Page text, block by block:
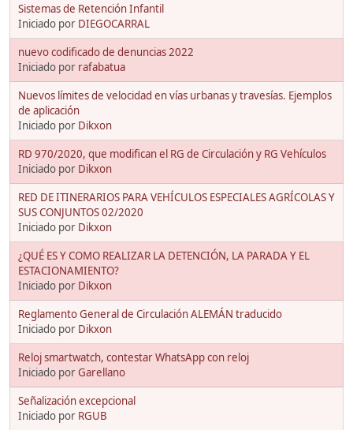
Sistemas de Retención Infantil
Iniciado por DIEGOCARRAL
nuevo codificado de denuncias 2022
Iniciado por rafabatua
Nuevos límites de velocidad en vías urbanas y travesías. Ejemplos
de aplicación
Iniciado por Dikxon
RD 970/2020, que modifican el RG de Circulación y RG Vehículos
Iniciado por Dikxon
RED DE ITINERARIOS PARA VEHÍCULOS ESPECIALES AGRÍCOLAS Y
SUS CONJUNTOS 02/2020
Iniciado por Dikxon
¿QUÉ ES Y COMO REALIZAR LA DETENCIÓN, LA PARADA Y EL
ESTACIONAMIENTO?
Iniciado por Dikxon
Reglamento General de Circulación ALEMÁN traducido
Iniciado por Dikxon
Reloj smartwatch, contestar WhatsApp con reloj
Iniciado porGarellano
Señalización excepcional
Iniciado por RGUB